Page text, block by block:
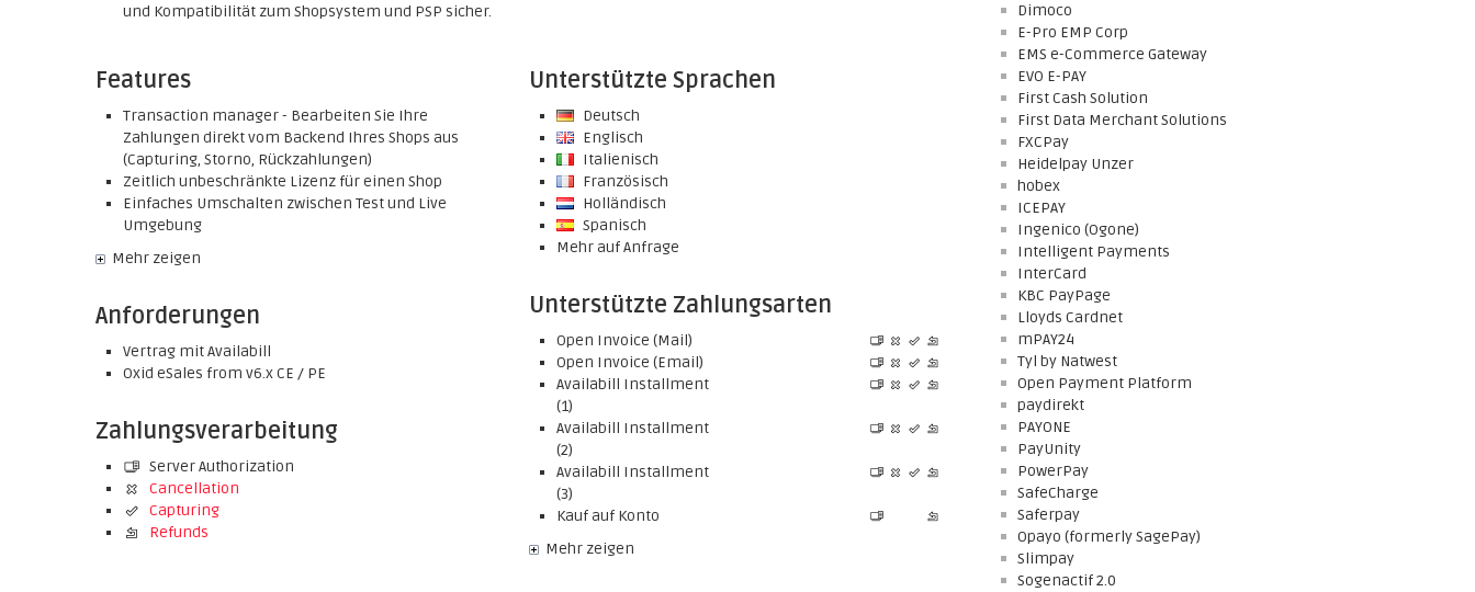
und Kompatibilität zum Shopsystem und PSP sicher.
Features
Transaction manager - Bearbeiten Sie Ihre
Zahlungen direkt vom Backend Ihres Shops aus
(Capturing, Storno, Rückzahlungen)
Zeitlich unbeschränkte Lizenz für einen Shop
Einfaches Umschalten zwischen Test und Live
Umgebung
Mehr zeigen
Anforderungen
Vertrag mit Availabill
Oxid eSales from v6.x CE / PE
Zahlungsverarbeitung
Server Authorization
Cancellation
Capturing
Refunds
Unterstützte Sprachen
Deutsch
Englisch
Italienisch
Französisch
Holländisch
Spanisch
Mehr auf Anfrage
Unterstützte Zahlungsarten
Open Invoice (Mail)
Open Invoice (Email)
Availabill Installment
(1)
Availabill Installment
(2)
Availabill Installment
(3)
Kauf auf Konto
Mehr zeigen
Dimoco
E-Pro EMP Corp
EMS e-Commerce Gateway
EVO E-PAY
First Cash Solution
First Data Merchant Solutions
FXCPay
Heidelpay Unzer
hobex
ICEPAY
Ingenico (Ogone)
Intelligent Payments
InterCard
KBC PayPage
Lloyds Cardnet
mPAY24
Tyl by Natwest
Open Payment Platform
paydirekt
PAYONE
PayUnity
PowerPay
SafeCharge
Saferpay
Opayo (formerly SagePay)
Slimpay
Sogenactif 2.0